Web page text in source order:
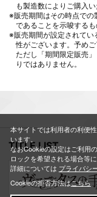
も製造数によりご購入
※販売期間はその時点での
であることを示唆するも
※販売期間が設定されてい
性がございます。予めご
ただし「期間限定販売
りではありません。
TITLE LIST
本サイトでは利用者の利便
います。
なおCookieの設定はご利用
ロックを希望される場合等
詳細については プライバシ
Cookieの拒否方法はこちら